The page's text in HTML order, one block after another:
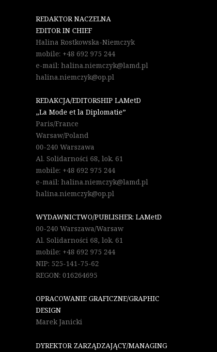
REDAKTOR NACZELNA
EDITOR IN CHIEF
Halina Rostkowska-Niemczyk
mobile: +48 692 975 244
e-mail: halina.niemczyk@lamd.pl
halina.niemczyk@op.pl
REDAKCJA/EDITORSHIP LAMetD
„La Mode et la Diplomatie”
Paris/France
Warsaw/Poland
00-240 Warszawa
Al. Solidarności 68, lok. 61
mobile: +48 692 975 244
e-mail: halina.niemczyk@lamd.pl
halina.niemczyk@op.pl
WYDAWNICTWO/PUBLISHER: LAMetD
00-240 Warszawa/Warsaw
Al. Solidarności 68, lok. 61
mobile: +48 692 975 244
NIP: 525-141-75-62
REGON: 016264695
OPRACOWANIE GRAFICZNE/GRAPHIC
DESIGN
Marek Janicki
DYREKTOR ZARZĄDZAJĄCY/MANAGING